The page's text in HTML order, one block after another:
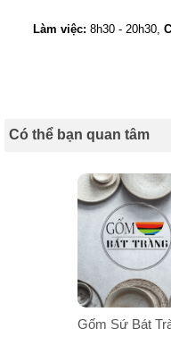
Làm việc: 8h30 - 20h30,
Có thể bạn quan tâm
Gốm Sứ Bát